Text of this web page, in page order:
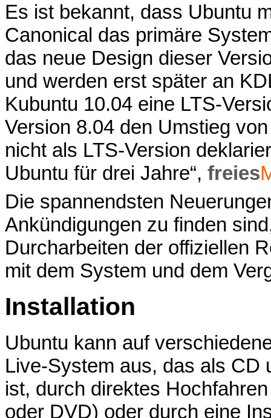
Es ist bekannt, dass Ubuntu
Canonical das primäre
das neue Design dieser
und werden erst später an
Kubuntu 10.04 eine LTS-
Version 8.04 den Umstieg
nicht als LTS-Version
Ubuntu für drei Jahre“, freies
Die spannendsten
Ankündigungen zu finden
Durcharbeiten der offiziellen
mit dem System und dem
Installation
Ubuntu kann auf
Live-System aus, das als CD
ist, durch direktes
oder DVD) oder durch eine